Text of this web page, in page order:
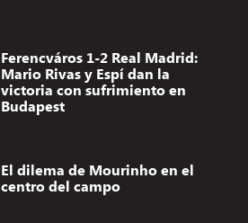
Ferencváros 1-2 Real Madrid:
Mario Rivas y Espí dan la
victoria con sufrimiento en
Budapest
El dilema de Mourinho en el
centro del campo